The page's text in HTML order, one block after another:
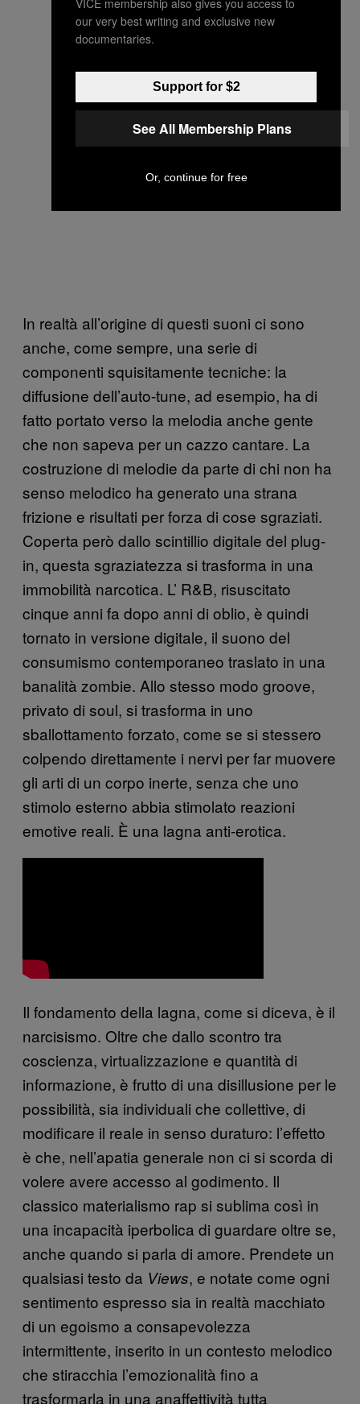
In realtà all’origine di questi suoni ci sono
anche, come sempre, una serie di
componenti squisitamente tecniche: la
diffusione dell’auto-tune, ad esempio, ha di
fatto portato verso la melodia anche gente
che non sapeva per un cazzo cantare. La
costruzione di melodie da parte di chi non ha
senso melodico ha generato una strana
frizione e risultati per forza di cose sgraziati.
Coperta però dallo scintillio digitale del plug-
in, questa sgraziatezza si trasforma in una
immobilità narcotica. L’ R&B, risuscitato
cinque anni fa dopo anni di oblio, è quindi
tornato in versione digitale, il suono del
consumismo contemporaneo traslato in una
banalità zombie. Allo stesso modo groove,
privato di soul, si trasforma in uno
sballottamento forzato, come se si stessero
colpendo direttamente i nervi per far muovere
gli arti di un corpo inerte, senza che uno
stimolo esterno abbia stimolato reazioni
emotive reali. È una lagna anti-erotica.
Il fondamento della lagna, come si diceva, è il
narcisismo. Oltre che dallo scontro tra
coscienza, virtualizzazione e quantità di
informazione, è frutto di una disillusione per le
possibilità, sia individuali che collettive, di
modificare il reale in senso duraturo: l’effetto
è che, nell’apatia generale non ci si scorda di
volere avere accesso al godimento. Il
classico materialismo rap si sublima così in
una incapacità iperbolica di guardare oltre se,
anche quando si parla di amore. Prendete un
qualsiasi testo da Views, e notate come ogni
sentimento espresso sia in realtà macchiato
di un egoismo a consapevolezza
intermittente, inserito in un contesto melodico
che stiracchia l’emozionalità fino a
trasformarla in una anaffettività tutta
our very best writing and exclusive new
documentaries.
Support for $2
See All Membership Plans
Or, continue for free